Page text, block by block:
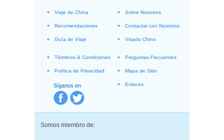
Síganos en
Viaje de China
Recomendaciones
Guía de Viaje
Sobre Nosotros
Contactar con Nosotros
Visado Chino
Términos & Condiciones
Política de Privacidad
Preguntas Frecuentes
Mapa de Sitio
Enlaces
Somos miembro de: